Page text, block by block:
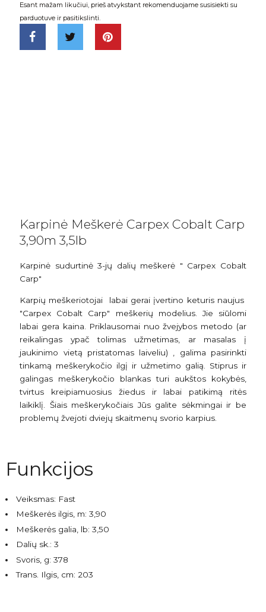
Esant mažam likučiui, prieš atvykstant rekomenduojame susisiekti su
parduotuve ir pasitikslinti.
Karpinė Meškerė Carpex Cobalt Carp
3,90m 3,5lb
Karpinė sudurtinė 3-jų dalių meškerė " Carpex Cobalt
Carp"
Karpių meškeriotojai labai gerai įvertino keturis naujus
"Carpex Cobalt Carp" meškerių modelius. Jie siūlomi
labai gera kaina. Priklausomai nuo žvejybos metodo (ar
reikalingas ypač tolimas užmetimas, ar masalas į
jaukinimo vietą pristatomas laiveliu) , galima pasirinkti
tinkamą meškerykočio ilgį ir užmetimo galią. Stiprus ir
galingas meškerykočio blankas turi aukštos kokybės,
tvirtus kreipiamuosius žiedus ir labai patikimą ritės
laikiklį. Šiais meškerykočiais Jūs galite sėkmingai ir be
problemų žvejoti dviejų skaitmenų svorio karpius.
Funkcijos
Veiksmas: Fast
Meškerės ilgis, m: 3,90
Meškerės galia, lb: 3,50
Dalių sk.: 3
Svoris, g: 378
Trans. Ilgis, cm: 203